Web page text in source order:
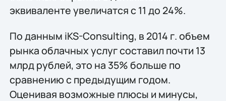
эквиваленте увеличатся с 11 до 24%.
По данным iKS-Consulting, в 2014 г. объем
рынка облачных услуг составил почти 13
млрд рублей, это на 35% больше по
сравнению с предыдущим годом.
Оценивая возможные плюсы и минусы,